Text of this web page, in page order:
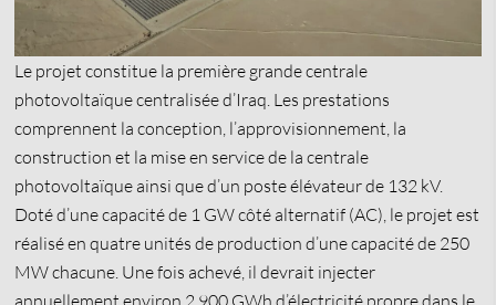
Le projet constitue la première grande centrale
photovoltaïque centralisée d’Iraq. Les prestations
comprennent la conception, l’approvisionnement, la
construction et la mise en service de la centrale
photovoltaïque ainsi que d’un poste élévateur de 132 kV.
Doté d’une capacité de 1 GW côté alternatif (AC), le projet est
réalisé en quatre unités de production d’une capacité de 250
MW chacune. Une fois achevé, il devrait injecter
annuellement environ 2 900 GWh d’électricité propre dans le